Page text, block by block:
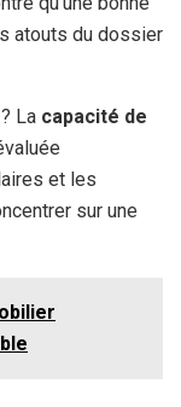
atouts du dossier
La capacité de
et les
sur une